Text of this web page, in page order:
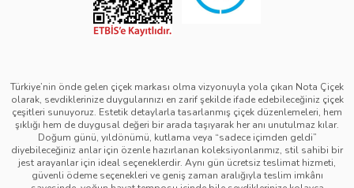
Kurumsal Müşterilerimiz
Anneler Günü Çiçekleri
Babalar Günü Çiçekleri
Türkiye’nin önde gelen çiçek markası olma vizyonuyla yola çıkan Nota Çiçek
olarak, sevdiklerinize duygularınızı en zarif şekilde ifade edebileceğiniz çiçek
çeşitleri sunuyoruz. Estetik detaylarla tasarlanmış çiçek düzenlemeleri, hem
şıklığı hem de duygusal değeri bir arada taşıyarak her anı unutulmaz kılar.
Doğum günü, yıldönümü, kutlama veya “sadece içimden geldi”
diyebileceğiniz anlar için özenle hazırlanan koleksiyonlarımız, stil sahibi bir
jest arayanlar için ideal seçeneklerdir. Aynı gün ücretsiz teslimat hizmeti,
güvenli ödeme seçenekleri ve geniş zaman aralığıyla teslim imkânı